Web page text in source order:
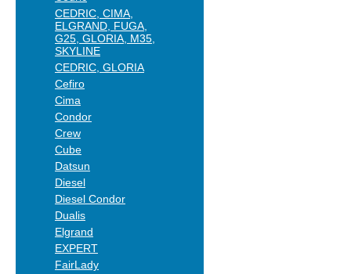
CEDRIC, CIMA,
ELGRAND, FUGA,
G25, GLORIA, M35,
SKYLINE
CEDRIC, GLORIA
Cefiro
Cima
Condor
Crew
Cube
Datsun
Diesel
Diesel Condor
Dualis
Elgrand
EXPERT
FairLady